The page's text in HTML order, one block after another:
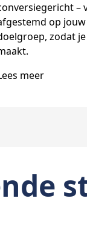
–
op
zodat
meer